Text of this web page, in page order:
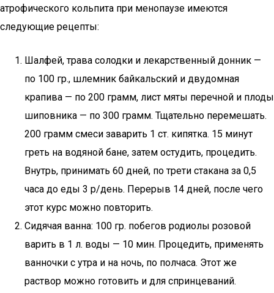
атрофического кольпита при менопаузе имеются
следующие рецепты:
Шалфей, трава солодки и лекарственный донник —
по 100 гр., шлемник байкальский и двудомная
крапива — по 200 грамм, лист мяты перечной и плоды
шиповника — по 300 грамм. Тщательно перемешать.
200 грамм смеси заварить 1 ст. кипятка. 15 минут
греть на водяной бане, затем остудить, процедить.
Внутрь, принимать 60 дней, по трети стакана за 0,5
часа до еды 3 р/день. Перерыв 14 дней, после чего
этот курс можно повторить.
Сидячая ванна: 100 гр. побегов родиолы розовой
варить в 1 л. воды — 10 мин. Процедить, применять
ванночки с утра и на ночь, по полчаса. Этот же
раствор можно готовить и для спринцеваний.